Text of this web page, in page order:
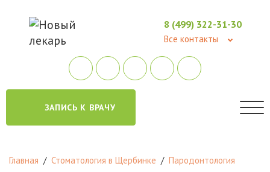
8 (499) 322-31-30
Все контакты
ЗАПИСЬ К ВРАЧУ
Главная / Стоматология в Щербинке / Пародонтология